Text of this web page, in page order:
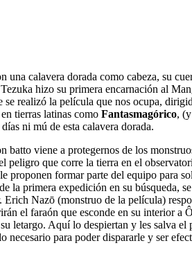
calavera dorada como cabeza, su
hizo su primera encarnación al
se realizó la película que nos ocupa,
tierras latinas como Fantasmagórico,
ni mú de esta calavera dorada.
viene a protegernos de los
que corre la tierra en el
proponen formar parte del equipo para
la primera expedición en su búsqueda,
Nazō (monstruo de la película)
el faraón que esconde en su interior a
letargo. Aquí lo despiertan y les salva
necesario para poder dispararle y ser